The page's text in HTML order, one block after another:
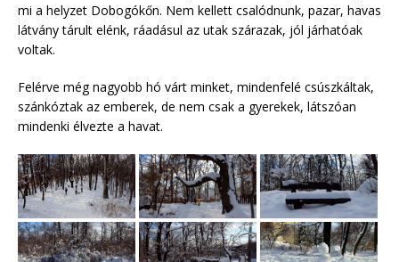
mi a helyzet Dobogókőn. Nem kellett csalódnunk, pazar, havas
látvány tárult elénk, ráadásul az utak szárazak, jól járhatóak
voltak.
Felérve még nagyobb hó várt minket, mindenfelé csúszkáltak,
szánkóztak az emberek, de nem csak a gyerekek, látszóan
mindenki élvezte a havat.